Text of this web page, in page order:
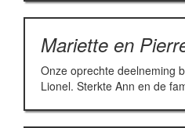
Mariette en
Onze oprechte deelneming
Lionel. Sterkte Ann en de